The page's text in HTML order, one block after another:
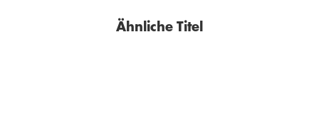
Ähnliche Titel